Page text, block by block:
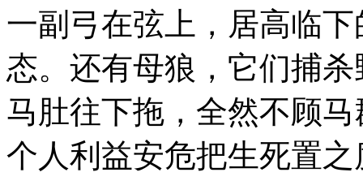
一副弓在弦上，居高临
态。还有母狼，它们捕
马肚往下拖，全然不顾
个人利益安危把生死置